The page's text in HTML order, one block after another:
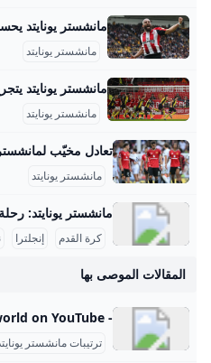
مانشستر يونايتد
مانشستر يونايتد
مانشستر يونايتد
كرة القدم إنجلترا
المقالات الموصى بها
ترتيبات مانشستر